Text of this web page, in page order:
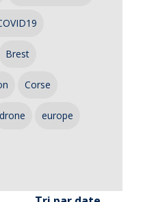
Brest
Corse
drone europe